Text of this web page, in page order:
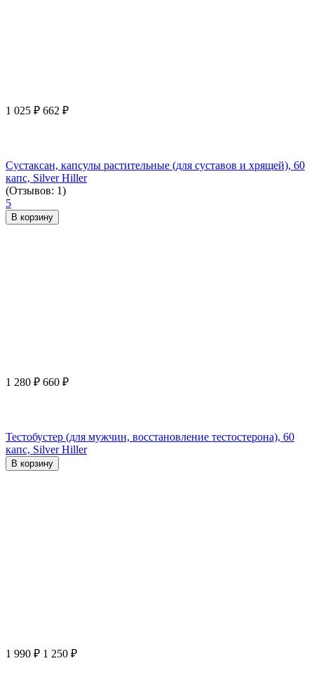
1 025 ₽ 662 ₽
Сустаксан, капсулы растительные (для суставов и хрящей), 60
капс, Silver Hiller
(Отзывов: 1)
5
В корзину
1 280 ₽ 660 ₽
Тестобустер (для мужчин, восстановление тестостерона), 60
капс, Silver Hiller
В корзину
1 990 ₽ 1 250 ₽